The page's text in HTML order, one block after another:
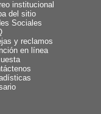
institucional
del sitio
Sociales
y reclamos
en línea